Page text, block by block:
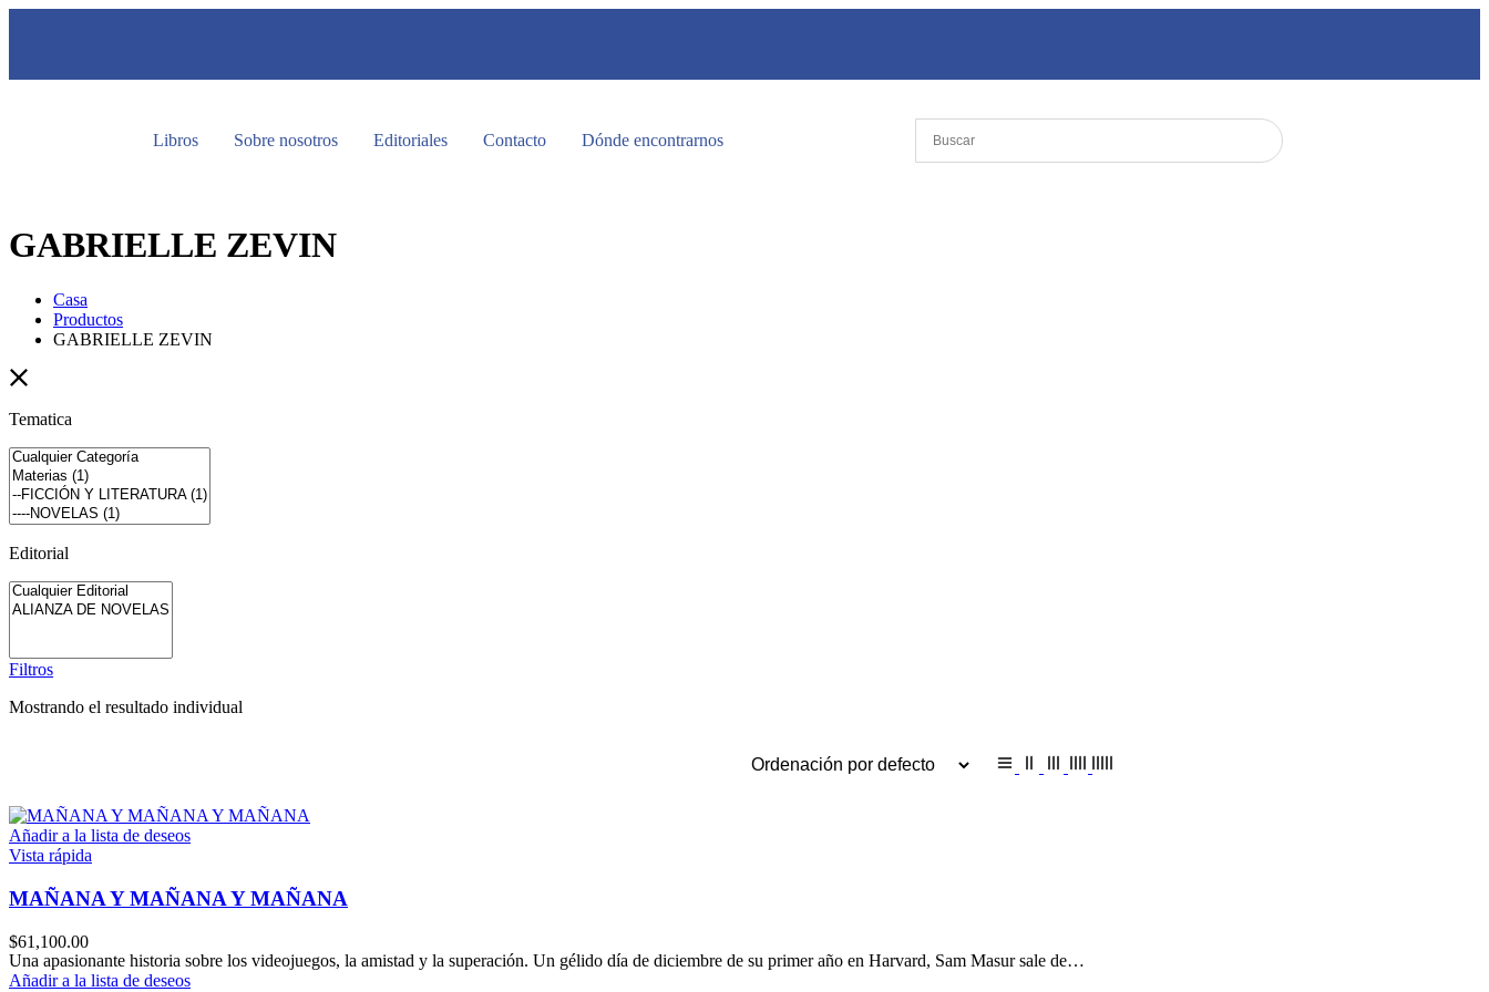
Libros Sobre nosotros Editoriales Contacto Dónde encontrarnos
GABRIELLE ZEVIN
Casa
Productos
GABRIELLE ZEVIN
Tematica
Editorial
Filtros
Mostrando el resultado individual
Añadir a la lista de deseos
Vista rápida
MAÑANA Y MAÑANA Y MAÑANA
$61,100.00
Una apasionante historia sobre los videojuegos, la amistad y la superación. Un gélido día de diciembre de su primer año en Harvard, Sam Masur sale de…
Añadir a la lista de deseos